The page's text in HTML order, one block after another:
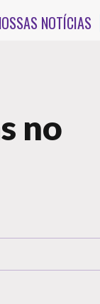
NOTÍCIAS
no